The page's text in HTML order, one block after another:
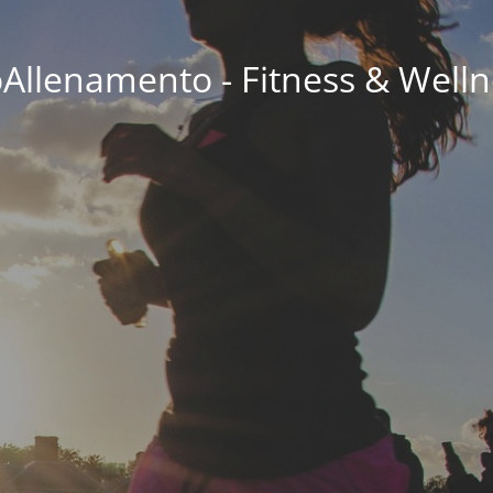
- Fitness &